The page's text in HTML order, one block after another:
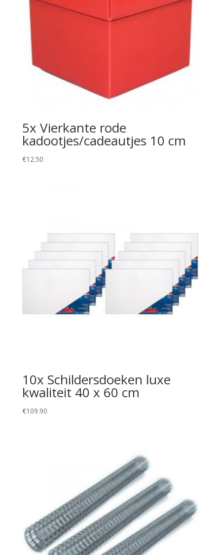
5x Vierkante rode
kadootjes/cadeautjes 10 cm
€12.50
10x Schildersdoeken luxe
kwaliteit 40 x 60 cm
€109.90